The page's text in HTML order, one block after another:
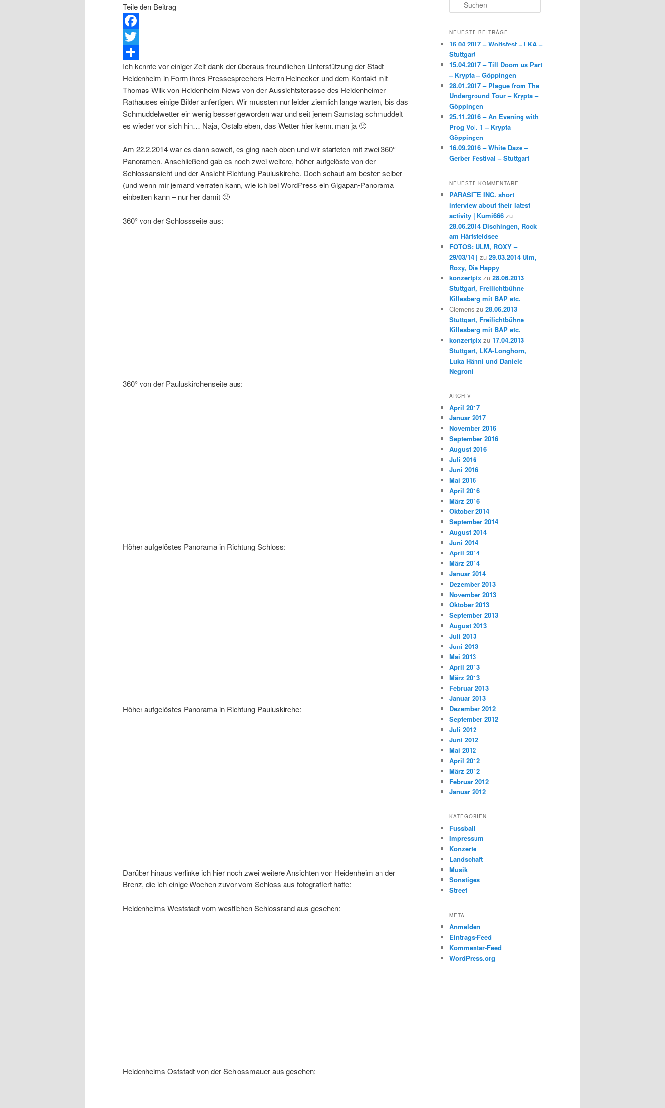
Teile den Beitrag
Facebook
Twitter
Teilen
Ich konnte vor einiger Zeit dank der überaus freundlichen Unterstützung der Stadt
Heidenheim in Form ihres Pressesprechers Herrn Heinecker und dem Kontakt mit
Thomas Wilk von Heidenheim News von der Aussichtsterasse des Heidenheimer
Rathauses einige Bilder anfertigen. Wir mussten nur leider ziemlich lange warten, bis das
Schmuddelwetter ein wenig besser geworden war und seit jenem Samstag schmuddelt
es wieder vor sich hin… Naja, Ostalb eben, das Wetter hier kennt man ja 🙂
Am 22.2.2014 war es dann soweit, es ging nach oben und wir starteten mit zwei 360°
Panoramen. Anschließend gab es noch zwei weitere, höher aufgelöste von der
Schlossansicht und der Ansicht Richtung Pauluskirche. Doch schaut am besten selber
(und wenn mir jemand verraten kann, wie ich bei WordPress ein Gigapan-Panorama
einbetten kann – nur her damit 🙂
360° von der Schlossseite aus:
360° von der Pauluskirchenseite aus:
Höher aufgelöstes Panorama in Richtung Schloss:
Höher aufgelöstes Panorama in Richtung Pauluskirche:
Darüber hinaus verlinke ich hier noch zwei weitere Ansichten von Heidenheim an der
Brenz, die ich einige Wochen zuvor vom Schloss aus fotografiert hatte:
Heidenheims Weststadt vom westlichen Schlossrand aus gesehen:
Heidenheims Oststadt von der Schlossmauer aus gesehen:
b
o
k
t
e
r
i
e
n
u
h
n
NEUESTE BEITRÄGE
16.04.2017 – Wolfsfest – LKA –
Stuttgart
15.04.2017 – Till Doom us Part
– Krypta – Göppingen
28.01.2017 – Plague from The
Underground Tour – Krypta –
Göppingen
25.11.2016 – An Evening with
Prog Vol. 1 – Krypta
Göppingen
16.09.2016 – White Daze –
Gerber Festival – Stuttgart
NEUESTE KOMMENTARE
PARASITE INC. short
interview about their latest
activity | Kumi666 zu
28.06.2014 Dischingen, Rock
am Härtsfeldsee
FOTOS: ULM, ROXY –
29/03/14 | zu 29.03.2014 Ulm,
Roxy, Die Happy
konzertpix zu 28.06.2013
Stuttgart, Freilichtbühne
Killesberg mit BAP etc.
Clemens zu 28.06.2013
Stuttgart, Freilichtbühne
Killesberg mit BAP etc.
konzertpix zu 17.04.2013
Stuttgart, LKA-Longhorn,
Luka Hänni und Daniele
Negroni
ARCHIV
April 2017
Januar 2017
November 2016
September 2016
August 2016
Juli 2016
Juni 2016
Mai 2016
April 2016
März 2016
Oktober 2014
September 2014
August 2014
Juni 2014
April 2014
März 2014
Januar 2014
Dezember 2013
November 2013
Oktober 2013
September 2013
August 2013
Juli 2013
Juni 2013
Mai 2013
April 2013
März 2013
Februar 2013
Januar 2013
Dezember 2012
September 2012
Juli 2012
Juni 2012
Mai 2012
April 2012
März 2012
Februar 2012
Januar 2012
KATEGORIEN
Fussball
Impressum
Konzerte
Landschaft
Musik
Sonstiges
Street
META
Anmelden
Eintrags-Feed
Kommentar-Feed
WordPress.org